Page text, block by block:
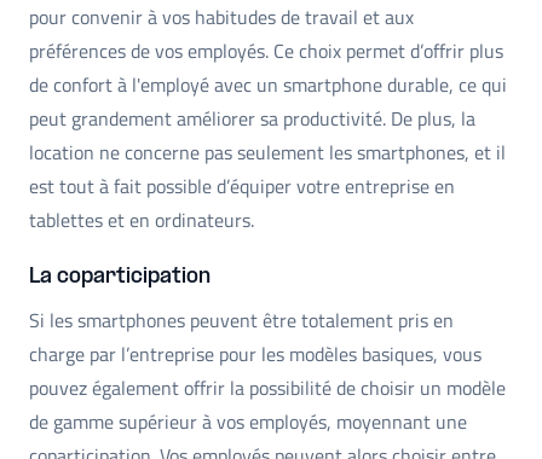
pour convenir à vos habitudes de travail et aux
préférences de vos employés. Ce choix permet d’offrir plus
de confort à l'employé avec un smartphone durable, ce qui
peut grandement améliorer sa productivité. De plus, la
location ne concerne pas seulement les smartphones, et il
est tout à fait possible d’équiper votre entreprise en
tablettes et en ordinateurs.
La coparticipation
Si les smartphones peuvent être totalement pris en
charge par l’entreprise pour les modèles basiques, vous
pouvez également offrir la possibilité de choisir un modèle
de gamme supérieur à vos employés, moyennant une